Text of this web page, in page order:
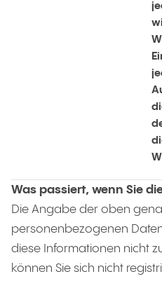
Was passiert, wenn Sie
Die Angabe der oben
personenbezogenen
diese Informationen nicht
können Sie sich nicht